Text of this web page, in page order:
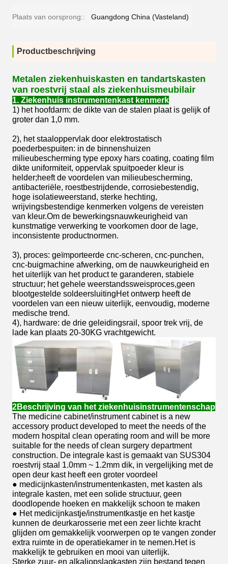
Plaats van oorsprong:: Guangdong China (Vasteland)
Productbeschrijving
Metalen ziekenhuiskasten en tandartskasten
van roestvrij staal als ziekenhuismeubilair
1. Ziekenhuis instrumentenkast kenmerk
1) het hoofdarm: de dikte van de stalen plaat is gelijk of
groter dan 1,0 mm.
2), het staaloppervlak door elektrostatisch
poederbespuiten: in de binnenshuizen
milieubescherming type epoxy hars coating, coating film
dikte uniformiteit, oppervlak spuitpoeder kleur is
helder;heeft de voordelen van milieubescherming,
antibacteriële, roestbestrijdende, corrosiebestendig,
hoge isolatieweerstand, sterke hechting,
wrijvingsbestendige kenmerken volgens de vereisten
van kleur.Om de bewerkingsnauwkeurigheid van
kunstmatige verwerking te voorkomen door de lage,
inconsistente productnormen.
3), proces: geïmporteerde cnc-scheren, cnc-punchen,
cnc-buigmachine afwerking, om de nauwkeurigheid en
het uiterlijk van het product te garanderen, stabiele
structuur; het gehele weerstandssweisproces,geen
blootgestelde soldeersluitingHet ontwerp heeft de
voordelen van een nieuw uiterlijk, eenvoudig, moderne
medische trend.
4), hardware: de drie geleidingsrail, spoor trek vrij, de
lade kan plaats 20-30KG vrachtgewicht.
2Beschrijving van het ziekenhuisinstrumentenschap
The medicine cabinet/instrument cabinet is a new
accessory product developed to meet the needs of the
modern hospital clean operating room and will be more
suitable for the needs of clean surgery department
construction. De integrale kast is gemaakt van SUS304
roestvrij staal 1.0mm ~ 1.2mm dik, in vergelijking met de
open deur kast heeft een groter voordeel
● medicijnkasten/instrumentenkasten, met kasten als
integrale kasten, met een solide structuur, geen
doodlopende hoeken en makkelijk schoon te maken
● Het medicijnkastje/instrumentkastje en het kastje
kunnen de deurkarosserie met een zeer lichte kracht
glijden om gemakkelijk voorwerpen op te vangen zonder
extra ruimte in de operatiekamer in te nemen.Het is
makkelijk te gebruiken en mooi van uiterlijk.
Sterke zuur- en alkaliopslagkasten zijn bestand tegen